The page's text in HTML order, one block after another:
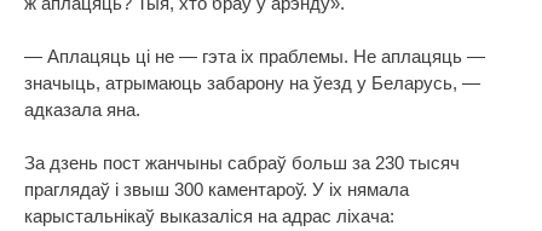
— Аплацяць ці не — гэта іх праблемы. Не аплацяць —
значыць, атрымаюць забарону на ўезд у Беларусь, —
адказала яна.
За дзень пост жанчыны сабраў больш за 230 тысяч
праглядаў і звыш 300 каментароў. У іх нямала
карыстальнікаў выказаліся на адрас ліхача: